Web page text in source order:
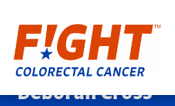
Saltar
al Deborah Cross